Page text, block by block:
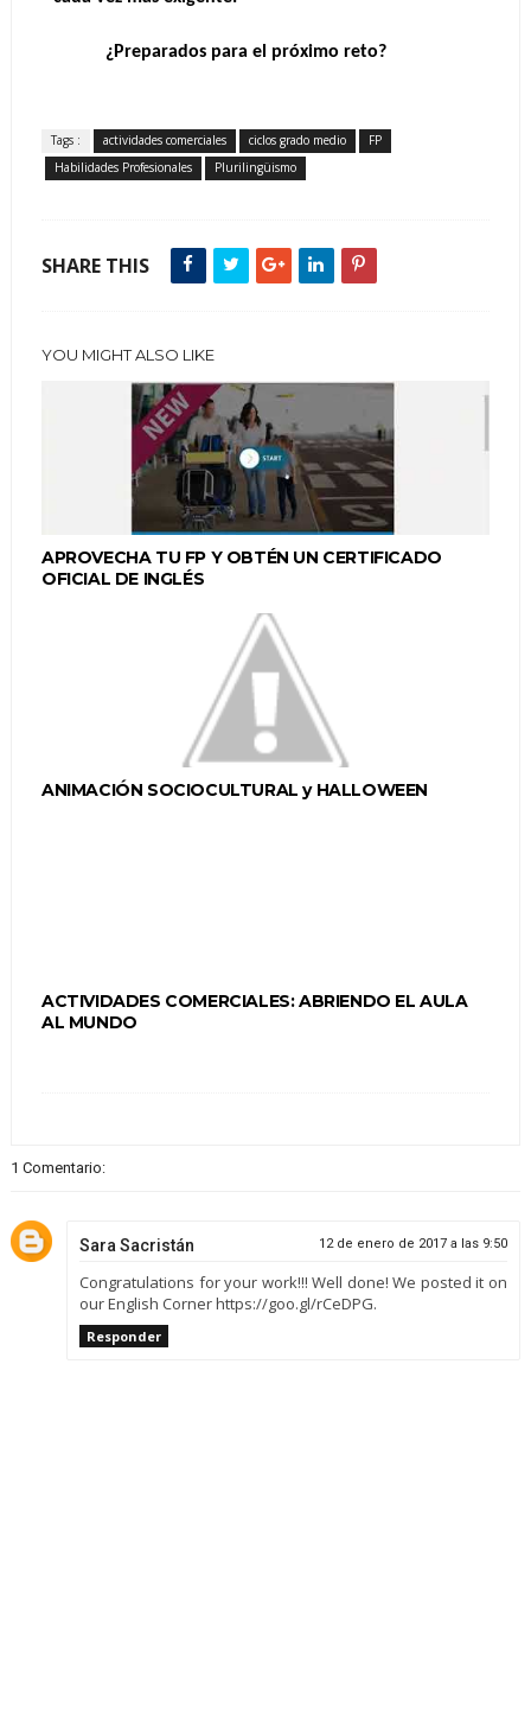
           ¿Preparados para el próximo reto?
Tags : actividades comerciales ciclos grado medio
FP
Habilidades Profesionales
Plurilingüismo
SHARE THIS
YOU MIGHT ALSO LIKE
APROVECHA TU FP Y OBTÉN UN CERTIFICADO
OFICIAL DE INGLÉS
ANIMACIÓN SOCIOCULTURAL y HALLOWEEN
ACTIVIDADES COMERCIALES: ABRIENDO EL AULA
AL MUNDO
1 Comentario:
Sara Sacristán 12 de enero de 2017 a las 9:50
Congratulations for your work!!! Well done! We posted it on
our English Corner https://goo.gl/rCeDPG.
Responder